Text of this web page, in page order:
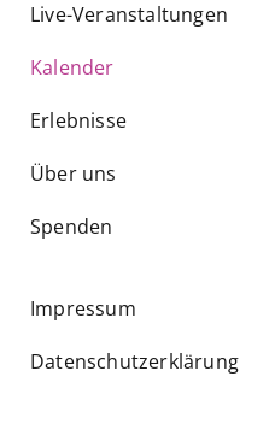
Live-Veranstaltungen
Kalender
Erlebnisse
Über uns
Spenden
Impressum
Datenschutzerklärung